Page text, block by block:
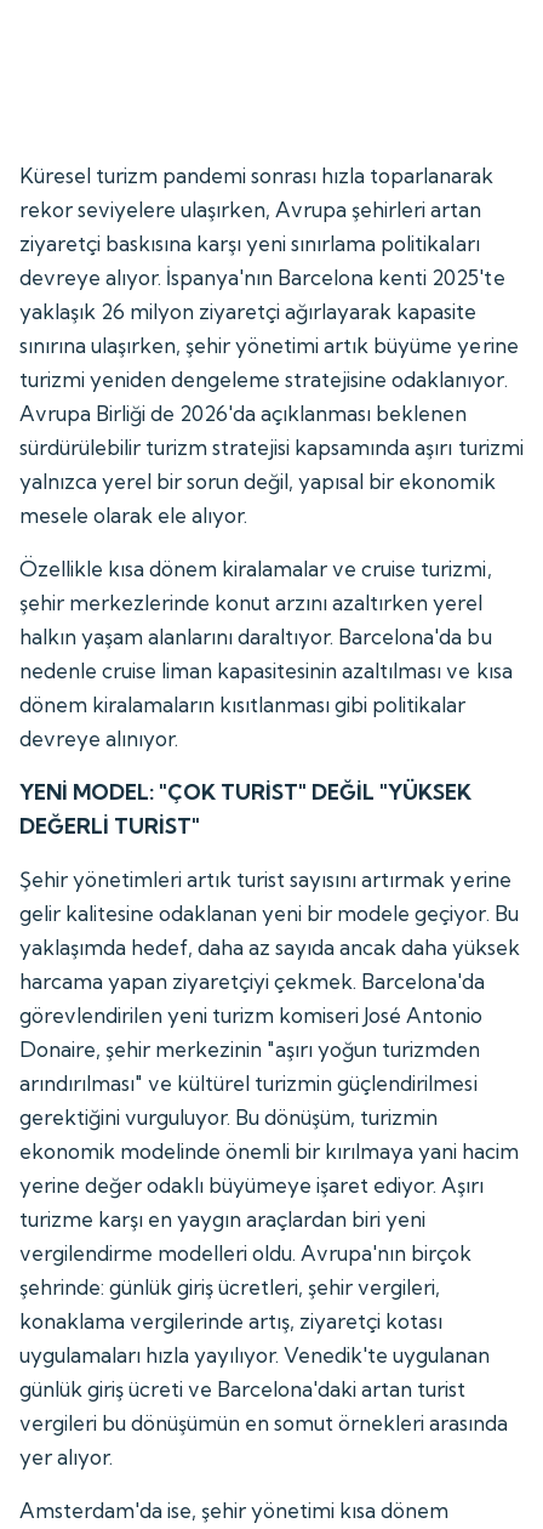
Küresel turizm pandemi sonrası hızla toparlanarak
rekor seviyelere ulaşırken, Avrupa şehirleri artan
ziyaretçi baskısına karşı yeni sınırlama politikaları
devreye alıyor. İspanya'nın Barcelona kenti 2025'te
yaklaşık 26 milyon ziyaretçi ağırlayarak kapasite
sınırına ulaşırken, şehir yönetimi artık büyüme yerine
turizmi yeniden dengeleme stratejisine odaklanıyor.
Avrupa Birliği de 2026'da açıklanması beklenen
sürdürülebilir turizm stratejisi kapsamında aşırı turizmi
yalnızca yerel bir sorun değil, yapısal bir ekonomik
mesele olarak ele alıyor.
Özellikle kısa dönem kiralamalar ve cruise turizmi,
şehir merkezlerinde konut arzını azaltırken yerel
halkın yaşam alanlarını daraltıyor. Barcelona'da bu
nedenle cruise liman kapasitesinin azaltılması ve kısa
dönem kiralamaların kısıtlanması gibi politikalar
devreye alınıyor.
YENİ MODEL: "ÇOK TURİST" DEĞİL "YÜKSEK
DEĞERLİ TURİST"
Şehir yönetimleri artık turist sayısını artırmak yerine
gelir kalitesine odaklanan yeni bir modele geçiyor. Bu
yaklaşımda hedef, daha az sayıda ancak daha yüksek
harcama yapan ziyaretçiyi çekmek. Barcelona'da
görevlendirilen yeni turizm komiseri José Antonio
Donaire, şehir merkezinin "aşırı yoğun turizmden
arındırılması" ve kültürel turizmin güçlendirilmesi
gerektiğini vurguluyor. Bu dönüşüm, turizmin
ekonomik modelinde önemli bir kırılmaya yani hacim
yerine değer odaklı büyümeye işaret ediyor. Aşırı
turizme karşı en yaygın araçlardan biri yeni
vergilendirme modelleri oldu. Avrupa'nın birçok
şehrinde: günlük giriş ücretleri, şehir vergileri,
konaklama vergilerinde artış, ziyaretçi kotası
uygulamaları hızla yayılıyor. Venedik'te uygulanan
günlük giriş ücreti ve Barcelona'daki artan turist
vergileri bu dönüşümün en somut örnekleri arasında
yer alıyor.
Amsterdam'da ise, şehir yönetimi kısa dönem